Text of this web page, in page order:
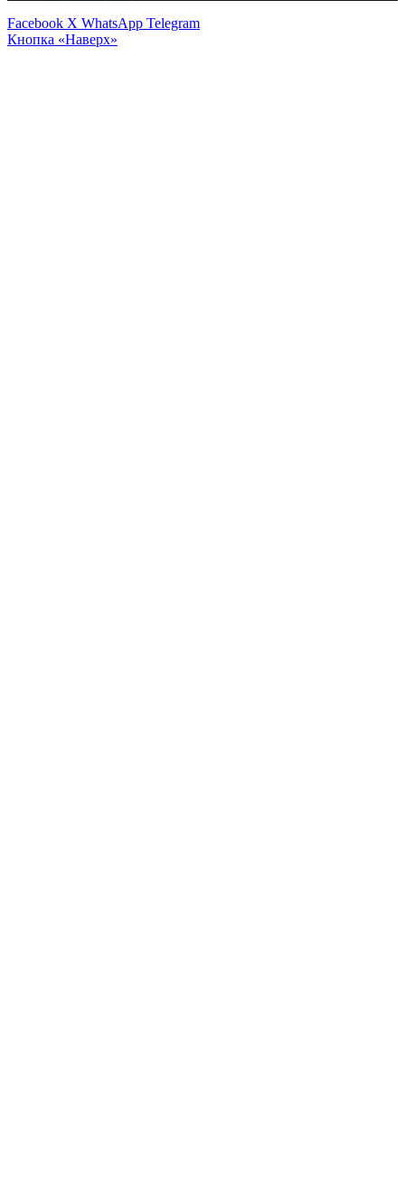
Facebook X WhatsApp Telegram
Кнопка «Наверх»